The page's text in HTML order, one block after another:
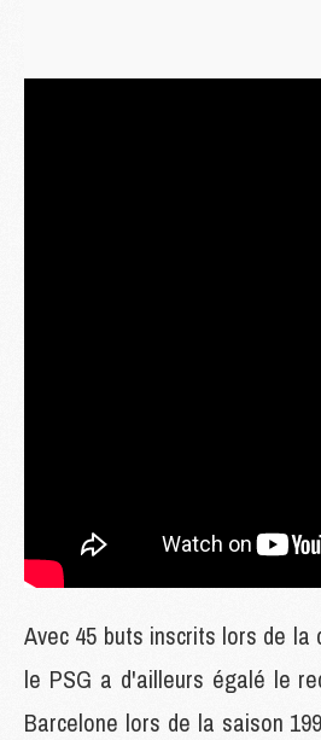
Avec 45 buts inscrits lors de la
le PSG a d'ailleurs égalé le
Barcelone lors de la saison